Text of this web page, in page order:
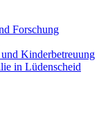
Forschung
Kinderbetreuung
in Lüdenscheid